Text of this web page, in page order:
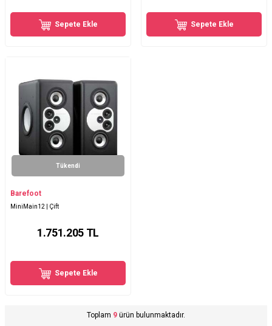
Sepete Ekle Sepete Ekle
Tükendi
Barefoot
MiniMain12 | Çift
1.751.205TL
Sepete Ekle
Toplam 9 ürün bulunmaktadır.